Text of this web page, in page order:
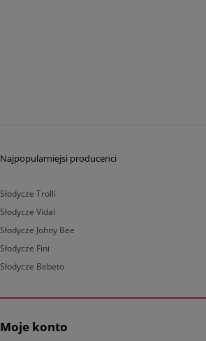
Najpopularniejsi producenci
Słodycze Trolli
Słodycze Vidal
Słodycze Johny Bee
Słodycze Fini
Słodycze Bebeto
Moje konto